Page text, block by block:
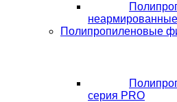
неармированные
Полипропиленовые
серия PRO